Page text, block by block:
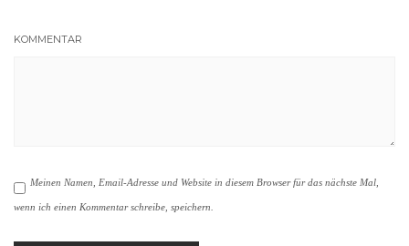
KOMMENTAR
Meinen Namen, Email-Adresse und Website in diesem Browser für das nächste Mal,
wenn ich einen Kommentar schreibe, speichern.